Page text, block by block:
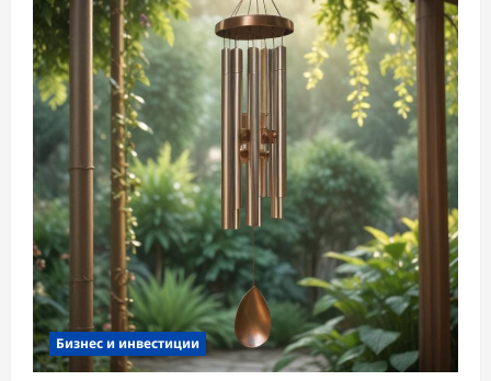
Бизнес и инвестиции